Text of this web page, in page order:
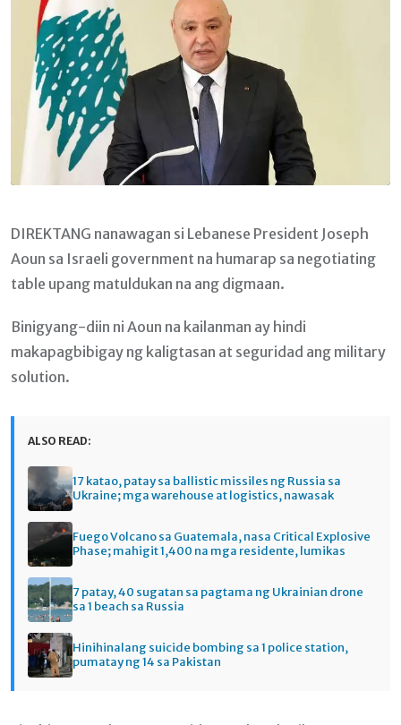
DIREKTANG nanawagan si Lebanese President Joseph
Aoun sa Israeli government na humarap sa negotiating
table upang matuldukan na ang digmaan.
Binigyang-diin ni Aoun na kailanman ay hindi
makapagbibigay ng kaligtasan at seguridad ang military
solution.
ALSO READ:
17 katao, patay sa ballistic missiles ng Russia sa
Ukraine; mga warehouse at logistics, nawasak
Fuego Volcano sa Guatemala, nasa Critical Explosive
Phase; mahigit 1,400 na mga residente, lumikas
7 patay, 40 sugatan sa pagtama ng Ukrainian drone
sa 1 beach sa Russia
Hinihinalang suicide bombing sa 1 police station,
pumatay ng 14 sa Pakistan